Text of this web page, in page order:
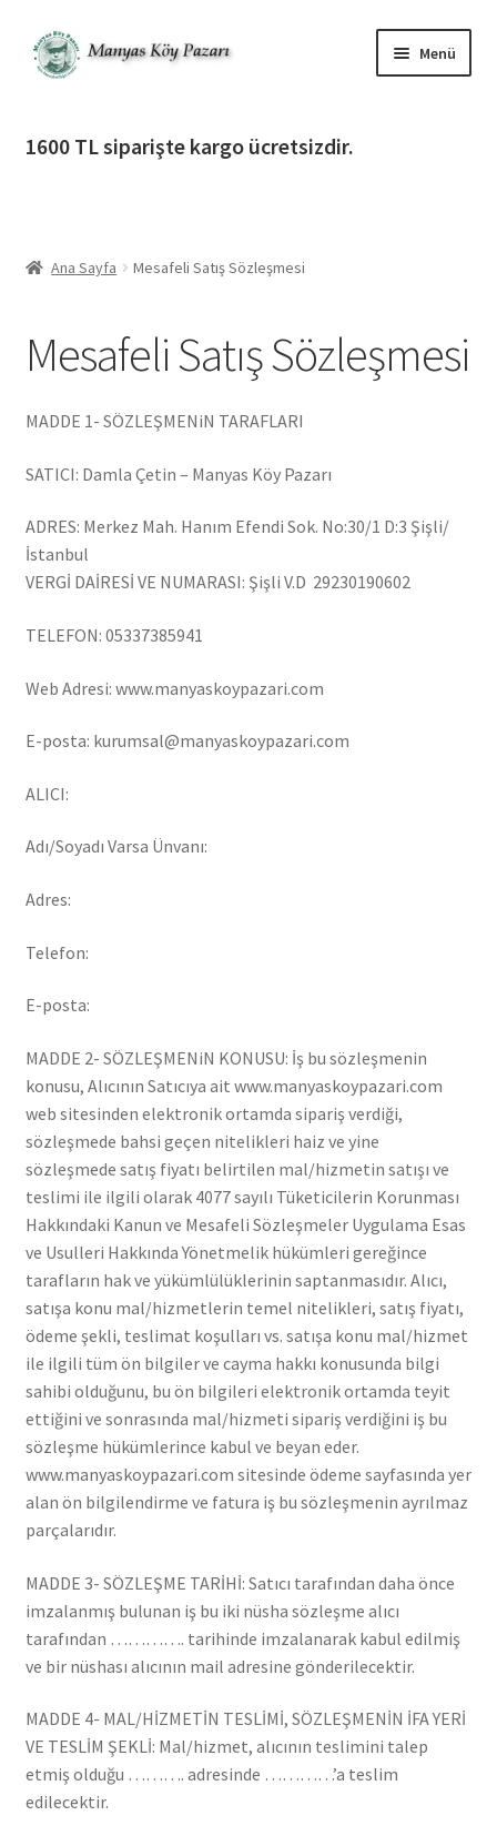
Dolaşıma
geç
İçeriğe
geç
Menü
Mesafeli Satış Sözleşmesi
Gönderim ve Teslimat Koşulları
İptal/ İade ve Geri Ödeme Koşulları
Kişisel Veriler Politikası (KVKK)
Sık Sorulan Sorular
Giriş Yap / Üye Ol
1600 TL siparişte kargo ücretsizdir.
Ana Sayfa Mesafeli Satış Sözleşmesi
Mesafeli Satış Sözleşmesi
MADDE 1- SÖZLEŞMENiN TARAFLARI
SATICI: Damla Çetin – Manyas Köy Pazarı
ADRES: Merkez Mah. Hanım Efendi Sok. No:30/1 D:3 Şişli/
İstanbul
VERGİ DAİRESİ VE NUMARASI: Şişli V.D 29230190602
TELEFON: 05337385941
Web Adresi: www.manyaskoypazari.com
E-posta: kurumsal@manyaskoypazari.com
ALICI:
Adı/Soyadı Varsa Ünvanı:
Adres:
Telefon:
E-posta:
MADDE 2- SÖZLEŞMENiN KONUSU: İş bu sözleşmenin
konusu, Alıcının Satıcıya ait www.manyaskoypazari.com
web sitesinden elektronik ortamda sipariş verdiği,
sözleşmede bahsi geçen nitelikleri haiz ve yine
sözleşmede satış fiyatı belirtilen mal/hizmetin satışı ve
teslimi ile ilgili olarak 4077 sayılı Tüketicilerin Korunması
Hakkındaki Kanun ve Mesafeli Sözleşmeler Uygulama Esas
ve Usulleri Hakkında Yönetmelik hükümleri gereğince
tarafların hak ve yükümlülüklerinin saptanmasıdır. Alıcı,
satışa konu mal/hizmetlerin temel nitelikleri, satış fiyatı,
ödeme şekli, teslimat koşulları vs. satışa konu mal/hizmet
ile ilgili tüm ön bilgiler ve cayma hakkı konusunda bilgi
sahibi olduğunu, bu ön bilgileri elektronik ortamda teyit
ettiğini ve sonrasında mal/hizmeti sipariş verdiğini iş bu
sözleşme hükümlerince kabul ve beyan eder.
www.manyaskoypazari.com sitesinde ödeme sayfasında yer
alan ön bilgilendirme ve fatura iş bu sözleşmenin ayrılmaz
parçalarıdır.
MADDE 3- SÖZLEŞME TARİHİ: Satıcı tarafından daha önce
imzalanmış bulunan iş bu iki nüsha sözleşme alıcı
tarafından …………. tarihinde imzalanarak kabul edilmiş
ve bir nüshası alıcının mail adresine gönderilecektir.
MADDE 4- MAL/HİZMETİN TESLİMİ, SÖZLEŞMENİN İFA YERİ
VE TESLİM ŞEKLİ: Mal/hizmet, alıcının teslimini talep
etmiş olduğu ………. adresinde …………’a teslim
edilecektir.